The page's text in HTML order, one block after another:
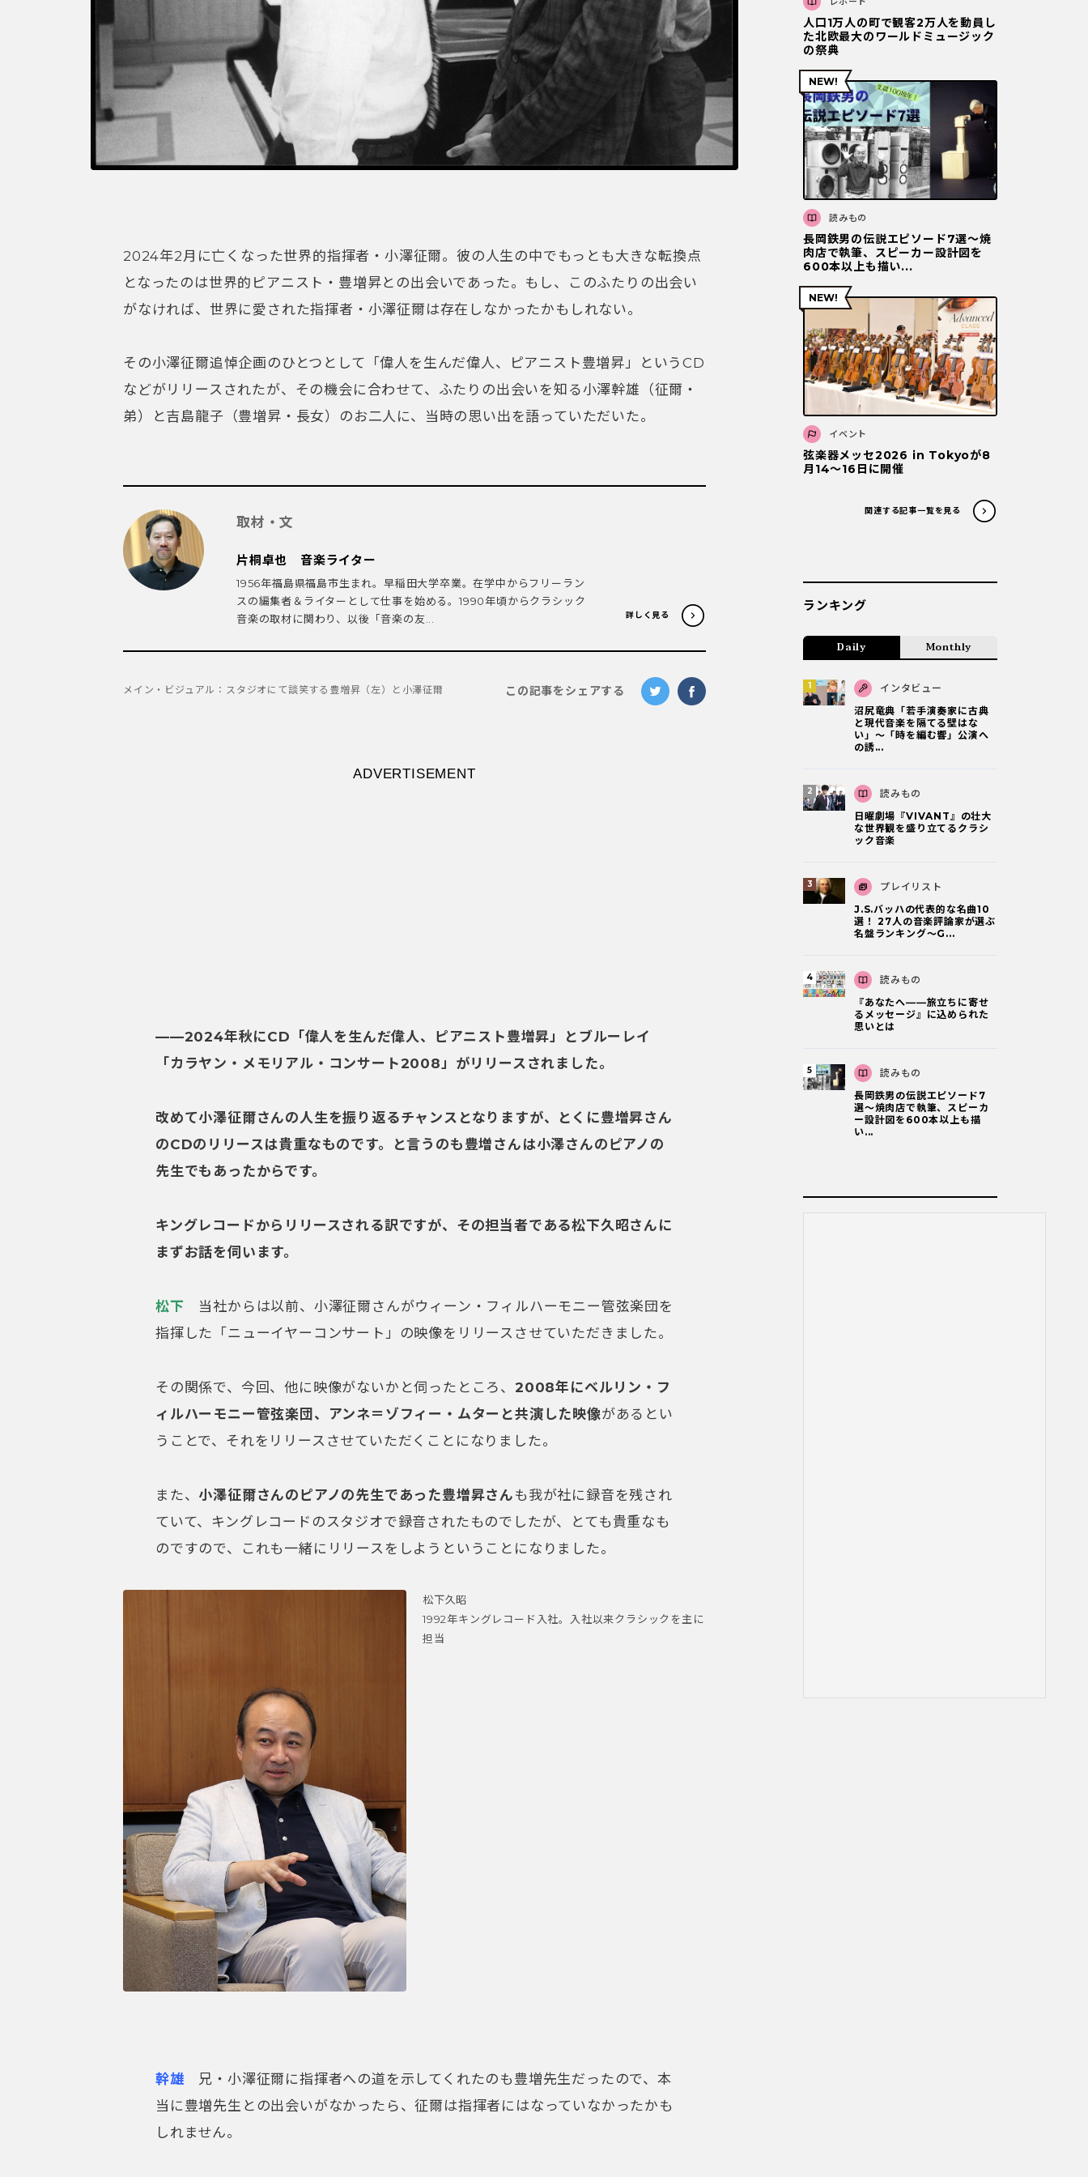
2024年2月に亡くなった世界的指揮者・小澤征爾。彼の人生の中でもっとも大きな転換点
となったのは世界的ピアニスト・豊増昇との出会いであった。もし、このふたりの出会い
がなければ、世界に愛された指揮者・小澤征爾は存在しなかったかもしれない。
その小澤征爾追悼企画のひとつとして「偉人を生んだ偉人、ピアニスト豊増昇」というCD
などがリリースされたが、その機会に合わせて、ふたりの出会いを知る小澤幹雄（征爾・
弟）と吉島龍子（豊増昇・長女）のお二人に、当時の思い出を語っていただいた。
取材・文
片桐卓也 音楽ライター
1956年福島県福島市生まれ。早稲田大学卒業。在学中からフリーラン
スの編集者＆ライターとして仕事を始める。1990年頃からクラシック
音楽の取材に関わり、以後「音楽の友...
詳しく見る
メイン・ビジュアル：スタジオにて談笑する豊増昇（左）と小澤征爾 この記事をシェアする
ADVERTISEMENT
——2024年秋にCD 「偉人を生んだ偉人、ピアニスト豊増昇」とブルーレイ
「カラヤン・メモリアル・コンサート2008」がリリースされました。
改めて小澤征爾さんの人生を振り返るチャンスとなりますが、とくに豊増昇さん
のCDのリリースは貴重なものです。と言うのも豊増さんは小澤さんのピアノの
先生でもあったからです。
キングレコードからリリースされる訳ですが、その担当者である松下久昭さんに
まずお話を伺います。
松下 当社からは以前、小澤征爾さんがウィーン・フィルハーモニー管弦楽団を
指揮した「ニューイヤーコンサート」の映像をリリースさせていただきました。
その関係で、今回、他に映像がないかと伺ったところ、 2008年にベルリン・フ
ィルハーモニー管弦楽団、アンネ＝ゾフィー・ムターと共演した映像があるとい
うことで、それをリリースさせていただくことになりました。
また、 小澤征爾さんのピアノの先生であった豊増昇さん も我が社に録音を残され
ていて、キングレコードのスタジオで録音されたものでしたが、とても貴重なも
のですので、これも一緒にリリースをしようということになりました。
松下久昭
1992年キングレコード入社。入社以来クラシックを主に
担当
幹雄 兄・小澤征爾に指揮者への道を示してくれたのも豊増先生だったので、本
当に豊増先生との出会いがなかったら、征爾は指揮者にはなっていなかったかも
しれません。
人口1万人の町で観客2万人を動員し
た北欧最大のワールドミュージック
の祭典
読みもの
長岡鉄男の伝説エピソード7選〜焼
肉店で執筆、スピーカー設計図を
600本以上も描い...
イベント
弦楽器メッセ2026 in Tokyoが8
月14～16日に開催
関連する記事一覧を見る
ランキング
Daily Monthly
インタビュー
沼尻竜典「若手演奏家に古典
と現代音楽を隔てる壁はな
い」～「時を編む響」公演へ
の誘...
読みもの
日曜劇場『VIVANT』の壮大
な世界観を盛り立てるクラシ
ック音楽
プレイリスト
J.S.バッハの代表的な名曲10
選！ 27人の音楽評論家が選ぶ
名盤ランキング〜G...
読みもの
『あなたへ――旅立ちに寄せ
るメッセージ』に込められた
思いとは
読みもの
長岡鉄男の伝説エピソード7
選〜焼肉店で執筆、スピーカ
ー設計図を600本以上も描
い...